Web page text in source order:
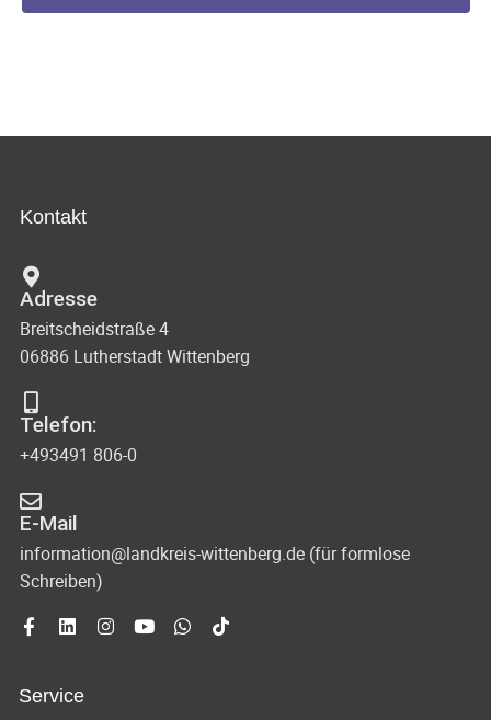
Kontakt
Adresse
Breitscheidstraße 4
06886 Lutherstadt Wittenberg
Telefon:
+493491 806-0
E-Mail
information@landkreis-wittenberg.de (für formlose
Schreiben)
Service